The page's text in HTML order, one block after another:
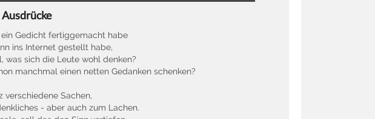
Gedicht fertiggemacht habe
ins Internet gestellt habe,
was sich die Leute wohl denken?
manchmal einen netten Gedanken schenken?
verschiedene Sachen,
- aber auch zum Lachen.